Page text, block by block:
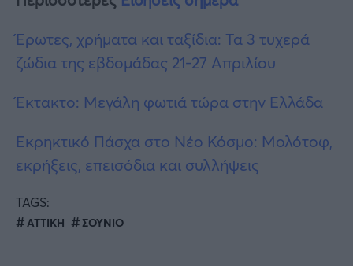
Έρωτες, χρήματα και ταξίδια: Τα 3 τυχερά
ζώδια της εβδομάδας 21-27 Απριλίου
Έκτακτο: Μεγάλη φωτιά τώρα στην Ελλάδα
Εκρηκτικό Πάσχα στο Νέο Κόσμο: Μολότοφ,
εκρήξεις, επεισόδια και συλλήψεις
TAGS:
ΑΤΤΙΚΗ ΣΟΥΝΙΟ